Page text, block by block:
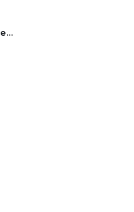
Flutuação populacional e controle de pragas: estudos de caso com pragas do arroz irrigado